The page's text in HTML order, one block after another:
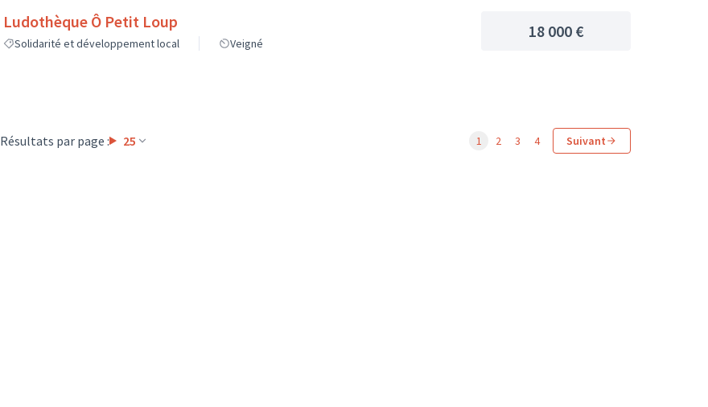
Ludothèque Ô Petit Loup
Solidarité et développement local Veigné
18 000 €
Résultats par page : 25 1 2 3 4 Suivant